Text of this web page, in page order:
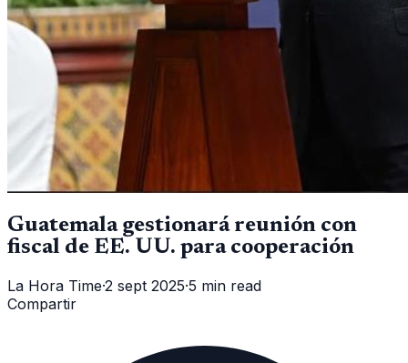
Guatemala gestionará reunión con
fiscal de EE. UU. para cooperación
La Hora Time·2 sept 2025·5 min read
Compartir